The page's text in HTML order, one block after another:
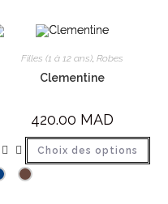
Filles (1 à 12 ans), Robes
Clementine
420.00 MAD
Choix des options